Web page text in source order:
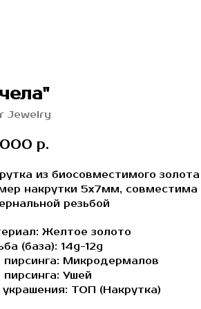
Jewelry
р.
из биосовместимого
накрутки 5x7мм, совместима
резьбой
Желтое золото
(база): 14g-12g
пирсинга: Микродермалов
пирсинга: Ушей
украшения: ТОП (Накрутка)